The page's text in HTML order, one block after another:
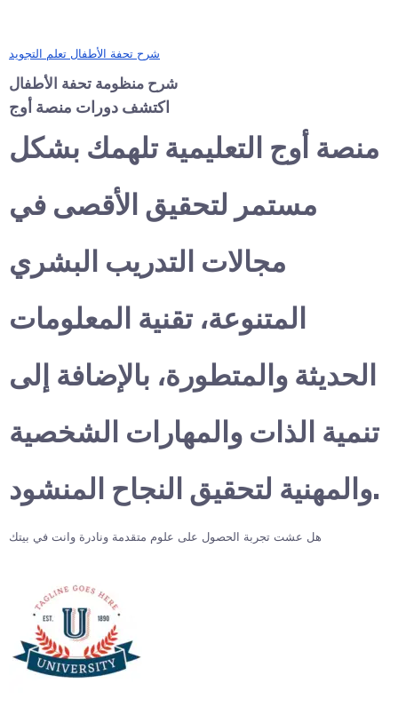
شرح تحفة الأطفال تعلم التجويد
شرح منظومة تحفة الأطفال
اكتشف دورات منصة أوج
منصة أوج التعليمية تلهمك بشكل
مستمر لتحقيق الأقصى في
مجالات التدريب البشري
المتنوعة، تقنية المعلومات
الحديثة والمتطورة، بالإضافة إلى
تنمية الذات والمهارات الشخصية
والمهنية لتحقيق النجاح المنشود.
هل عشت تجربة الحصول على علوم متقدمة ونادرة وانت في بيتك